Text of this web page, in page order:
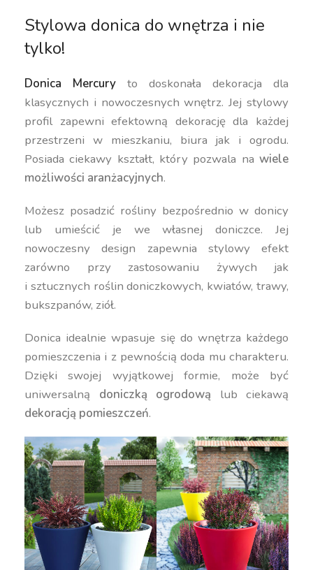
Stylowa donica do wnętrza i nie
tylko!
Donica Mercuryto doskonała dekoracja dla
klasycznych i nowoczesnych wnętrz. Jej stylowy
profil zapewni efektowną dekorację dla każdej
przestrzeni w mieszkaniu, biura jak i ogrodu.
Posiada ciekawy kształt, który pozwala na wiele
możliwości aranżacyjnych.
Możesz posadzić rośliny bezpośrednio w donicy
lub umieścić je we własnej doniczce. Jej
nowoczesny design zapewnia stylowy efekt
zarówno przy zastosowaniu żywych jak
i sztucznych roślin doniczkowych, kwiatów, trawy,
bukszpanów, ziół.
Donica idealnie wpasuje się do wnętrza każdego
pomieszczenia i z pewnością doda mu charakteru.
Dzięki swojej wyjątkowej formie, może być
uniwersalną doniczką ogrodową lub ciekawą
dekoracją pomieszczeń.